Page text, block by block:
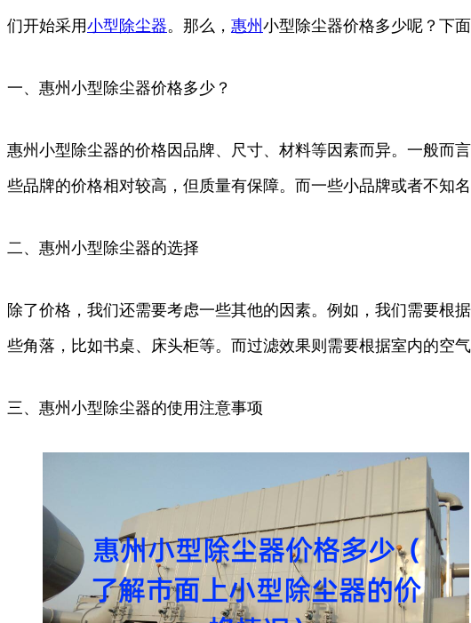
们开始采用小型除尘器。那么， 惠州 小型除尘器价格多少呢？下
一、惠州小型除尘器价格多少？
惠州小型除尘器的价格因品牌、尺寸、材料等因素而异。一般而
些品牌的价格相对较高，但质量有保障。而一些小品牌或者不知
二、惠州小型除尘器的选择
除了价格，我们还需要考虑一些其他的因素。例如，我们需要根
些角落，比如书桌、床头柜等。而过滤效果则需要根据室内的空
三、惠州小型除尘器的使用注意事项